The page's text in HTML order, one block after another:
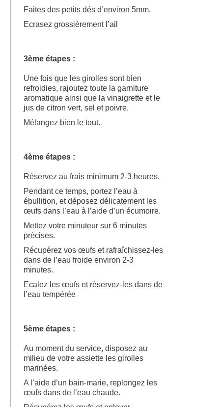
Faites des petits dés d’environ 5mm.
Ecrasez grossièrement l’ail
3ème étapes :
Une fois que les girolles sont bien
refroidies, rajoutez toute la garniture
aromatique ainsi que la vinaigrette et le
jus de citron vert, sel et poivre.
Mélangez bien le tout.
4ème étapes :
Réservez au frais minimum 2-3 heures.
Pendant ce temps, portez l’eau à
ébullition, et déposez délicatement les
œufs dans l’eau à l’aide d’un écumoire.
Mettez votre minuteur sur 6 minutes
précises.
Récupérez vos œufs et rafraîchissez-les
dans de l’eau froide environ 2-3
minutes.
Ecalez les œufs et réservez-les dans de
l’eau tempérée
5ème étapes :
Au moment du service, disposez au
milieu de votre assiette les girolles
marinées.
A l’aide d’un bain-marie, replongez les
œufs dans de l’eau chaude.